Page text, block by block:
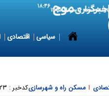
جمعه ۱۶ مرداد ۱۴۰۵ ۱۸:۴۶
سیاسی اقتصادی
| مسکن راه و شهرسازیکدخبر :